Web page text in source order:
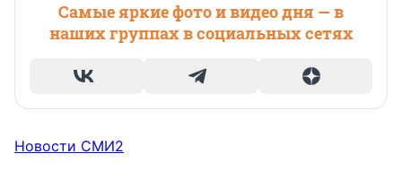
Самые яркие фото и видео дня — в
наших группах в социальных сетях
Новости СМИ2